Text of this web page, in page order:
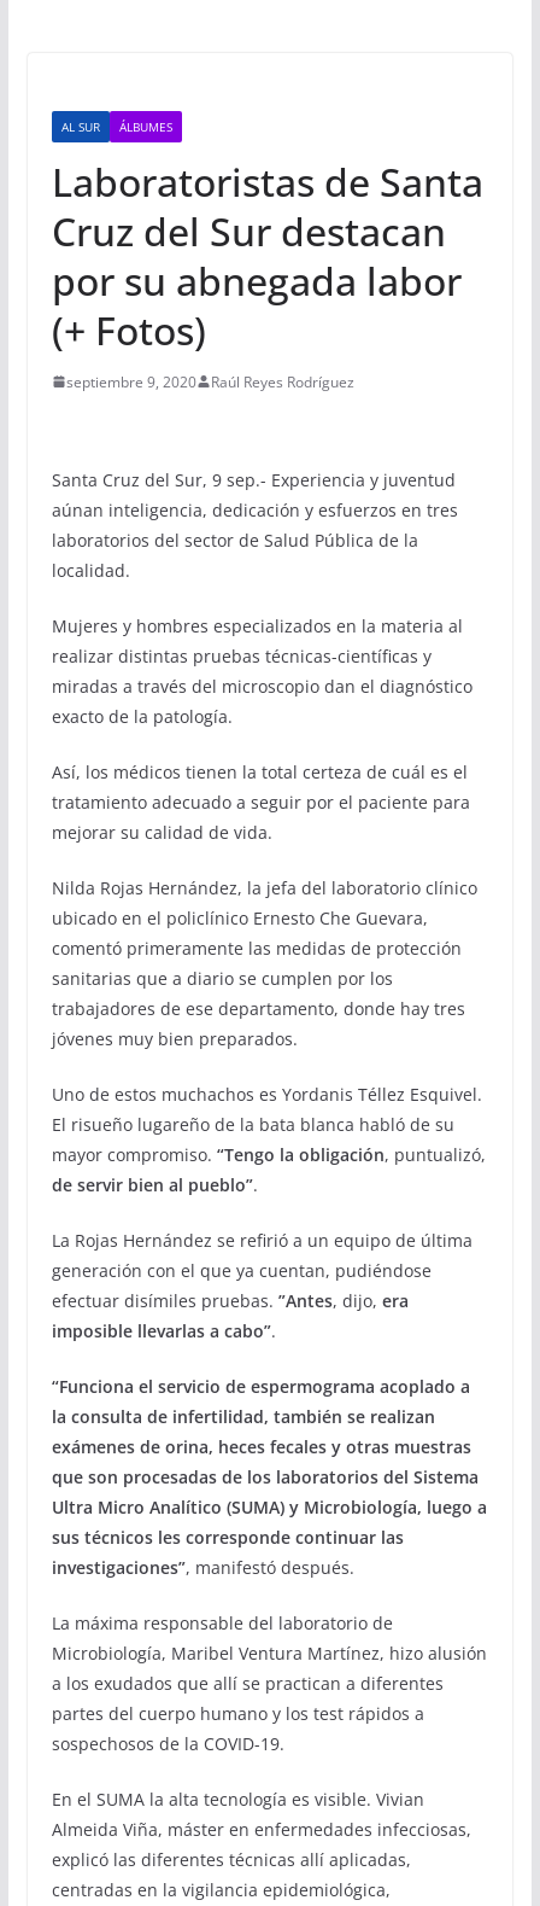
AL SUR ÁLBUMES
Laboratoristas de Santa
Cruz del Sur destacan
por su abnegada labor
(+ Fotos)
septiembre 9, 2020 Raúl Reyes Rodríguez
Santa Cruz del Sur, 9 sep.- Experiencia y juventud
aúnan inteligencia, dedicación y esfuerzos en tres
laboratorios del sector de Salud Pública de la
localidad.
Mujeres y hombres especializados en la materia al
realizar distintas pruebas técnicas-científicas y
miradas a través del microscopio dan el diagnóstico
exacto de la patología.
Así, los médicos tienen la total certeza de cuál es el
tratamiento adecuado a seguir por el paciente para
mejorar su calidad de vida.
Nilda Rojas Hernández, la jefa del laboratorio clínico
ubicado en el policlínico Ernesto Che Guevara,
comentó primeramente las medidas de protección
sanitarias que a diario se cumplen por los
trabajadores de ese departamento, donde hay tres
jóvenes muy bien preparados.
Uno de estos muchachos es Yordanis Téllez Esquivel.
El risueño lugareño de la bata blanca habló de su
mayor compromiso. “Tengo la obligación, puntualizó,
de servir bien al pueblo”.
La Rojas Hernández se refirió a un equipo de última
generación con el que ya cuentan, pudiéndose
efectuar disímiles pruebas. ”Antes, dijo, era
imposible llevarlas a cabo”.
“Funciona el servicio de espermograma acoplado a
la consulta de infertilidad, también se realizan
exámenes de orina, heces fecales y otras muestras
que son procesadas de los laboratorios del Sistema
Ultra Micro Analítico (SUMA) y Microbiología, luego a
sus técnicos les corresponde continuar las
investigaciones”, manifestó después.
La máxima responsable del laboratorio de
Microbiología, Maribel Ventura Martínez, hizo alusión
a los exudados que allí se practican a diferentes
partes del cuerpo humano y los test rápidos a
sospechosos de la COVID-19.
En el SUMA la alta tecnología es visible. Vivian
Almeida Viña, máster en enfermedades infecciosas,
explicó las diferentes técnicas allí aplicadas,
centradas en la vigilancia epidemiológica,